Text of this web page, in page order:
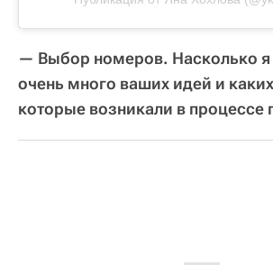
— Выбор номеров. Насколько
очень много ваших идей и
которые возникали в процессе